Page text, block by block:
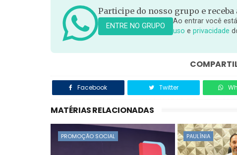
Participe do nosso grupo e
ENTRE NO GRUPO
Ao entrar você
uso e privacidade
Facebook Twitter
MATÉRIAS RELACIONADAS
PROMOÇÃO SOCIAL PAULÍNIA